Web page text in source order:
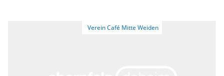
Verein Café Mitte Weiden